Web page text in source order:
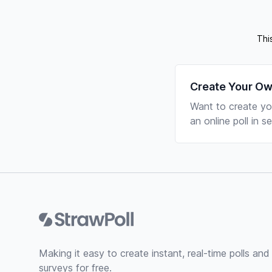
Create Your
Want to create
an online poll in
Making it easy to create instant, real-time polls and
surveys for free.